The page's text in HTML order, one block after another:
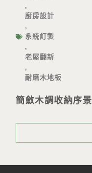
,
廚房設計
,
系統訂製
,
老屋翻新
,
耐磨木地板
簡斂木調收納序景